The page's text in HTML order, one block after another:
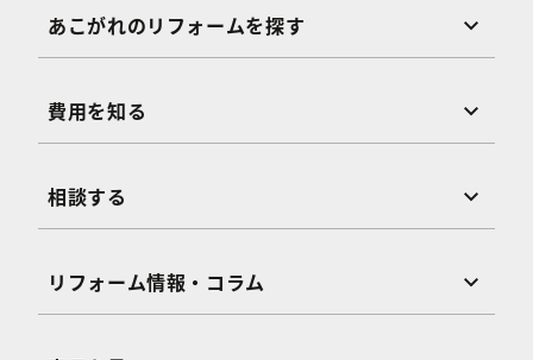
あこがれのリフォームを探す
費用を知る
相談する
リフォーム情報・コラム